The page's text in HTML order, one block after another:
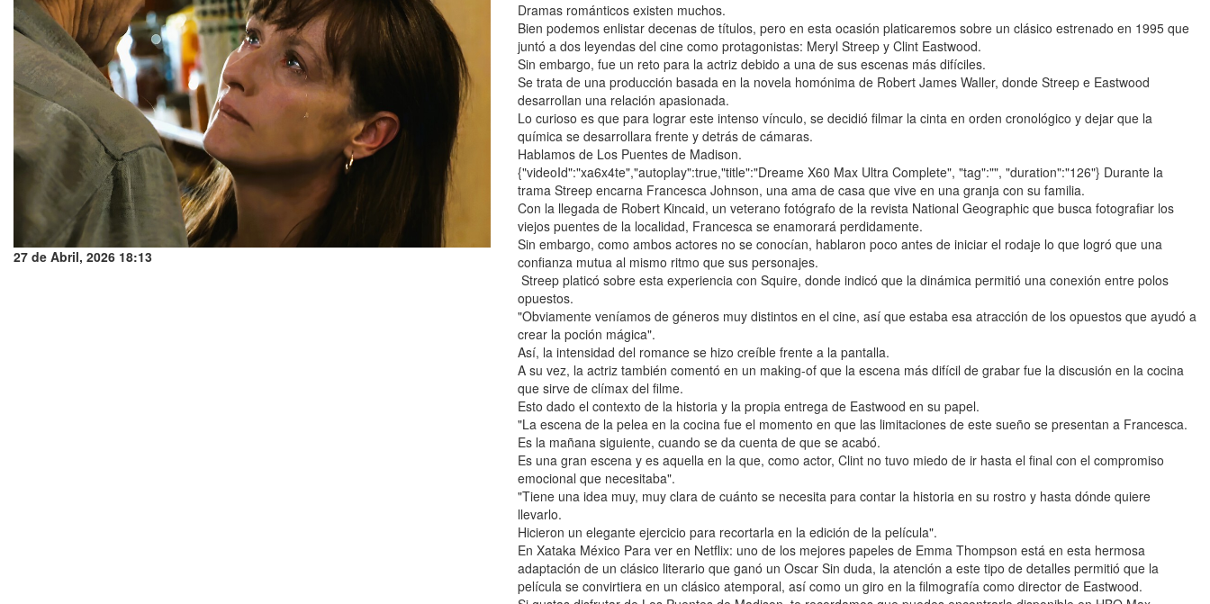
27 de Abril, 2026 18:13
Dramas románticos existen muchos.
Bien podemos enlistar decenas de títulos, pero en esta ocasión platicaremos sobre un clásico estrenado en 1995 que
juntó a dos leyendas del cine como protagonistas: Meryl Streep y Clint Eastwood.
Sin embargo, fue un reto para la actriz debido a una de sus escenas más difíciles.
Se trata de una producción basada en la novela homónima de Robert James Waller, donde Streep e Eastwood
desarrollan una relación apasionada.
Lo curioso es que para lograr este intenso vínculo, se decidió filmar la cinta en orden cronológico y dejar que la
química se desarrollara frente y detrás de cámaras.
Hablamos de Los Puentes de Madison.
{"videoId":"xa6x4te","autoplay":true,"title":"Dreame X60 Max Ultra Complete", "tag":"", "duration":"126"} Durante la
trama Streep encarna Francesca Johnson, una ama de casa que vive en una granja con su familia.
Con la llegada de Robert Kincaid, un veterano fotógrafo de la revista National Geographic que busca fotografiar los
viejos puentes de la localidad, Francesca se enamorará perdidamente.
Sin embargo, como ambos actores no se conocían, hablaron poco antes de iniciar el rodaje lo que logró que una
confianza mutua al mismo ritmo que sus personajes.
Streep platicó sobre esta experiencia con Squire, donde indicó que la dinámica permitió una conexión entre polos
opuestos.
"Obviamente veníamos de géneros muy distintos en el cine, así que estaba esa atracción de los opuestos que ayudó a
crear la poción mágica".
Así, la intensidad del romance se hizo creíble frente a la pantalla.
A su vez, la actriz también comentó en un making-of que la escena más difícil de grabar fue la discusión en la cocina
que sirve de clímax del filme.
Esto dado el contexto de la historia y la propia entrega de Eastwood en su papel.
"La escena de la pelea en la cocina fue el momento en que las limitaciones de este sueño se presentan a Francesca.
Es la mañana siguiente, cuando se da cuenta de que se acabó.
Es una gran escena y es aquella en la que, como actor, Clint no tuvo miedo de ir hasta el final con el compromiso
emocional que necesitaba".
"Tiene una idea muy, muy clara de cuánto se necesita para contar la historia en su rostro y hasta dónde quiere
llevarlo.
Hicieron un elegante ejercicio para recortarla en la edición de la película".
En Xataka México Para ver en Netflix: uno de los mejores papeles de Emma Thompson está en esta hermosa
adaptación de un clásico literario que ganó un Oscar Sin duda, la atención a este tipo de detalles permitió que la
película se convirtiera en un clásico atemporal, así como un giro en la filmografía como director de Eastwood.